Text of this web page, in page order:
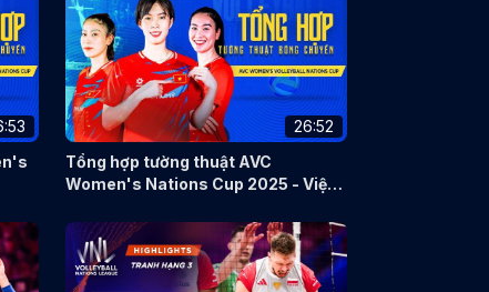
26:52
Tổng hợp tường thuật AVC
Women's Nations Cup 2025 - Việt